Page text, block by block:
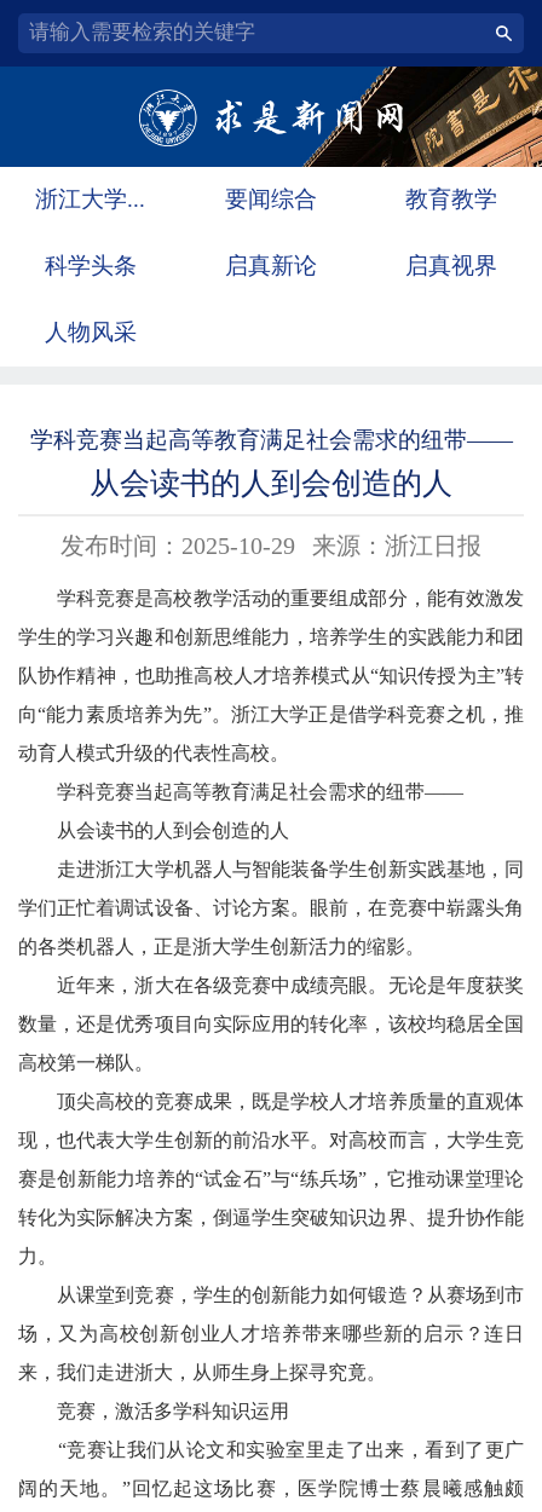
浙江大学... 要闻综合 教育教学
科学头条 启真新论 启真视界
人物风采
学科竞赛当起高等教育满足社会需求的纽带——
从会读书的人到会创造的人
发布时间：2025-10-29 来源：浙江日报
学科竞赛是高校教学活动的重要组成部分，能有效激发
学生的学习兴趣和创新思维能力，培养学生的实践能力和团
队协作精神，也助推高校人才培养模式从“知识传授为主”转
向“能力素质培养为先”。浙江大学正是借学科竞赛之机，推
动育人模式升级的代表性高校。
学科竞赛当起高等教育满足社会需求的纽带——
从会读书的人到会创造的人
走进浙江大学机器人与智能装备学生创新实践基地，同
学们正忙着调试设备、讨论方案。眼前，在竞赛中崭露头角
的各类机器人，正是浙大学生创新活力的缩影。
近年来，浙大在各级竞赛中成绩亮眼。无论是年度获奖
数量，还是优秀项目向实际应用的转化率，该校均稳居全国
高校第一梯队。
顶尖高校的竞赛成果，既是学校人才培养质量的直观体
现，也代表大学生创新的前沿水平。对高校而言，大学生竞
赛是创新能力培养的“试金石”与“练兵场”，它推动课堂理论
转化为实际解决方案，倒逼学生突破知识边界、提升协作能
力。
从课堂到竞赛，学生的创新能力如何锻造？从赛场到市
场，又为高校创新创业人才培养带来哪些新的启示？连日
来，我们走进浙大，从师生身上探寻究竟。
竞赛，激活多学科知识运用
“竞赛让我们从论文和实验室里走了出来，看到了更广
阔的天地。”回忆起这场比赛，医学院博士蔡晨曦感触颇